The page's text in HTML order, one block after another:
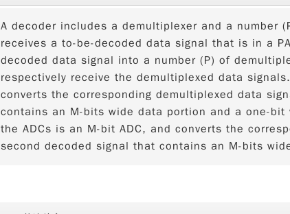
A decoder includes a demultiplexer and a number
receives a to-be-decoded data signal that is in a
decoded data signal into a number (P) of
respectively receive the demultiplexed data
converts the corresponding demultiplexed data
contains an M-bits wide data portion and a one-
the ADCs is an M-bit ADC, and converts the
second decoded signal that contains an M-bits